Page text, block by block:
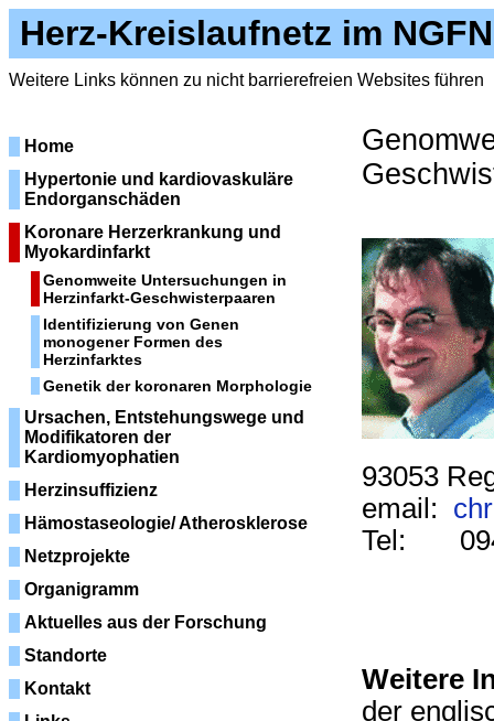
Herz-Kreislaufnetz im NGFN
Weitere Links können zu nicht barrierefreien Websites führen
Home
Hypertonie und kardiovaskuläre
Endorganschäden
Koronare Herzerkrankung und
Myokardinfarkt
Genomweite Untersuchungen in
Herzinfarkt-Geschwisterpaaren
Identifizierung von Genen
monogener Formen des
Herzinfarktes
Genetik der koronaren Morphologie
Ursachen, Entstehungswege und
Modifikatoren der
Kardiomyophatien
Herzinsuffizienz
Hämostaseologie/ Atherosklerose
Netzprojekte
Organigramm
Aktuelles aus der Forschung
Standorte
Kontakt
93053
email:
Tel:
Weitere
der